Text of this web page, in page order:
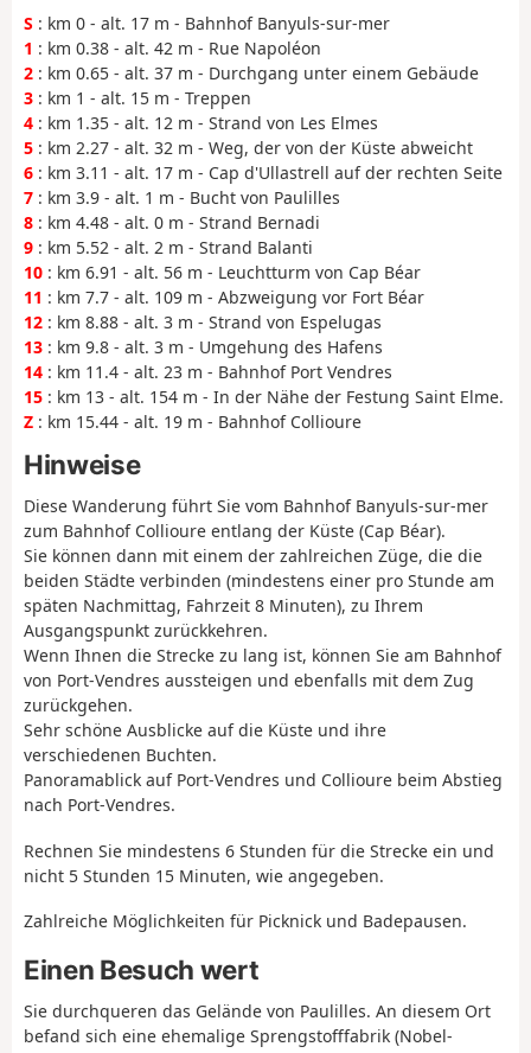
S : km 0 - alt. 17 m - Bahnhof Banyuls-sur-mer
1 : km 0.38 - alt. 42 m - Rue Napoléon
2 : km 0.65 - alt. 37 m - Durchgang unter einem Gebäude
3 : km 1 - alt. 15 m - Treppen
4 : km 1.35 - alt. 12 m - Strand von Les Elmes
5 : km 2.27 - alt. 32 m - Weg, der von der Küste abweicht
6 : km 3.11 - alt. 17 m - Cap d'Ullastrell auf der rechten Seite
7 : km 3.9 - alt. 1 m - Bucht von Paulilles
8 : km 4.48 - alt. 0 m - Strand Bernadi
9 : km 5.52 - alt. 2 m - Strand Balanti
10 : km 6.91 - alt. 56 m - Leuchtturm von Cap Béar
11 : km 7.7 - alt. 109 m - Abzweigung vor Fort Béar
12 : km 8.88 - alt. 3 m - Strand von Espelugas
13 : km 9.8 - alt. 3 m - Umgehung des Hafens
14 : km 11.4 - alt. 23 m - Bahnhof Port Vendres
15 : km 13 - alt. 154 m - In der Nähe der Festung Saint Elme.
Z : km 15.44 - alt. 19 m - Bahnhof Collioure
Hinweise
Diese Wanderung führt Sie vom Bahnhof Banyuls-sur-mer
zum Bahnhof Collioure entlang der Küste (Cap Béar).
Sie können dann mit einem der zahlreichen Züge, die die
beiden Städte verbinden (mindestens einer pro Stunde am
späten Nachmittag, Fahrzeit 8 Minuten), zu Ihrem
Ausgangspunkt zurückkehren.
Wenn Ihnen die Strecke zu lang ist, können Sie am Bahnhof
von Port-Vendres aussteigen und ebenfalls mit dem Zug
zurückgehen.
Sehr schöne Ausblicke auf die Küste und ihre
verschiedenen Buchten.
Panoramablick auf Port-Vendres und Collioure beim Abstieg
nach Port-Vendres.
Rechnen Sie mindestens 6 Stunden für die Strecke ein und
nicht 5 Stunden 15 Minuten, wie angegeben.
Zahlreiche Möglichkeiten für Picknick und Badepausen.
Einen Besuch wert
Sie durchqueren das Gelände von Paulilles. An diesem Ort
befand sich eine ehemalige Sprengstofffabrik (Nobel-